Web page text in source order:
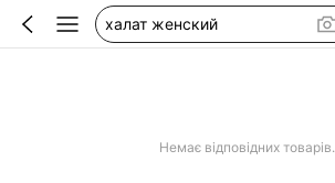
коврик для ванной
Немає відповідних товарів.